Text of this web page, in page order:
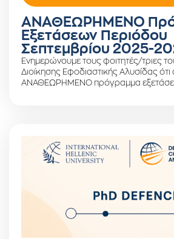
ΑΝΑΘΕΩΡΗΜΕΝΟ
Εξετάσεων Περιόδου
Σεπτεμβρίου 2025-
Ενημερώνουμε τους φοιτητές/τριες
Διοίκησης Εφοδιαστικής Αλυσίδας
ΑΝΑΘΕΩΡΗΜΕΝΟ πρόγραμμα